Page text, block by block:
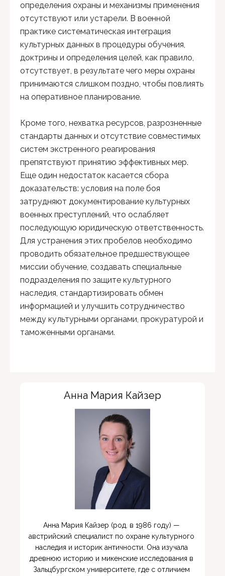
определения охраны и механизмы применения
отсутствуют или устарели. В военной
практике систематическая интеграция
культурных данных в процедуры обучения,
доктрины и определения целей, как правило,
отсутствует, в результате чего меры охраны
принимаются слишком поздно, чтобы повлиять
на оперативное планирование.
Кроме того, нехватка ресурсов, разрозненные
стандарты данных и отсутствие совместимых
систем экстренного реагирования
препятствуют принятию эффективных мер.
Еще один недостаток касается сбора
доказательств: условия на поле боя
затрудняют документирование культурных
военных преступлений, что ослабляет
последующую юридическую ответственность.
Для устранения этих пробелов необходимо
проводить обязательное предшествующее
миссии обучение, создавать специальные
подразделения по защите культурного
наследия, стандартизировать обмен
информацией и улучшить сотрудничество
между культурными органами, прокуратурой и
таможенными органами.
Анна Мария Кайзер
Анна Мария Кайзер (род. в 1986 году) —
австрийский специалист по охране культурного
наследия и историк античности. Она изучала
древнюю историю и микенские исследования в
Зальцбургском университете, где с отличием